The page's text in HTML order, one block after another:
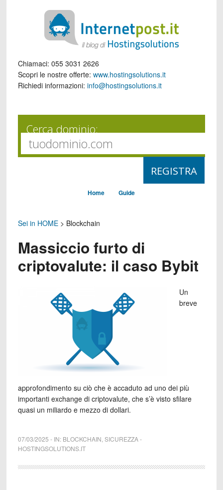
Chiamaci: 055 3031 2626
Scopri le nostre offerte: www.hostingsolutions.it
Richiedi informazioni: info@hostingsolutions.it
Cerca dominio:
Home Guide
Sei in HOME> Blockchain
Massiccio furto di
criptovalute: il caso Bybit
Un
breve
approfondimento su ciò che è accaduto ad uno dei più
importanti exchange di criptovalute, che s’è visto sfilare
quasi un miliardo e mezzo di dollari.
07/03/2025 - IN: BLOCKCHAIN SICUREZZA-
HOSTINGSOLUTIONS.IT